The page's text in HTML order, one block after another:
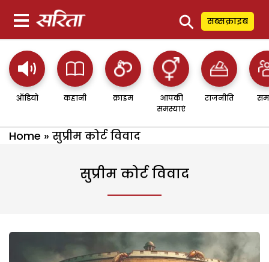
⚲ सब्सक्राइब
ऑडियो कहानी क्राइम
आपकी
समस्याएं
राजनीति
Home » सुप्रीम कोर्ट विवाद
सुप्रीम कोर्ट विवाद